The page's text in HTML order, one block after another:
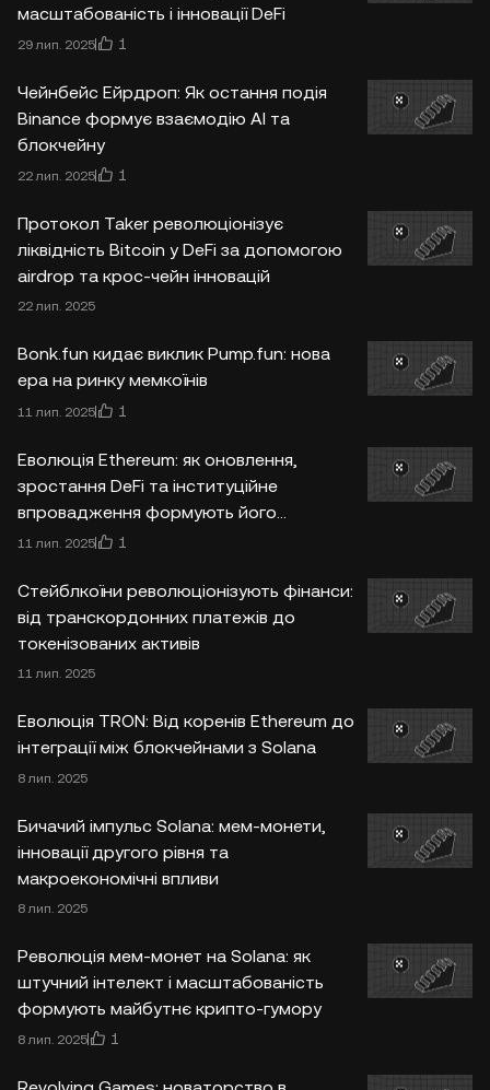
масштабованість і інновації DeFi
29 лип. 2025 1
Чейнбейс Ейрдроп: Як остання подія
Binance формує взаємодію AI та
блокчейну
22 лип. 2025 1
Протокол Taker революціонізує
ліквідність Bitcoin у DeFi за допомогою
airdrop та крос-чейн інновацій
22 лип. 2025
Bonk.fun кидає виклик Pump.fun: нова
ера на ринку мемкоїнів
11 лип. 2025 1
Еволюція Ethereum: як оновлення,
зростання DeFi та інституційне
впровадження формують його
майбутнє
11 лип. 2025 1
Стейблкоїни революціонізують фінанси:
від транскордонних платежів до
токенізованих активів
11 лип. 2025
Еволюція TRON: Від коренів Ethereum до
інтеграції між блокчейнами з Solana
8 лип. 2025
Бичачий імпульс Solana: мем-монети,
інновації другого рівня та
макроекономічні впливи
8 лип. 2025
Революція мем-монет на Solana: як
штучний інтелект і масштабованість
формують майбутнє крипто-гумору
8 лип. 2025 1